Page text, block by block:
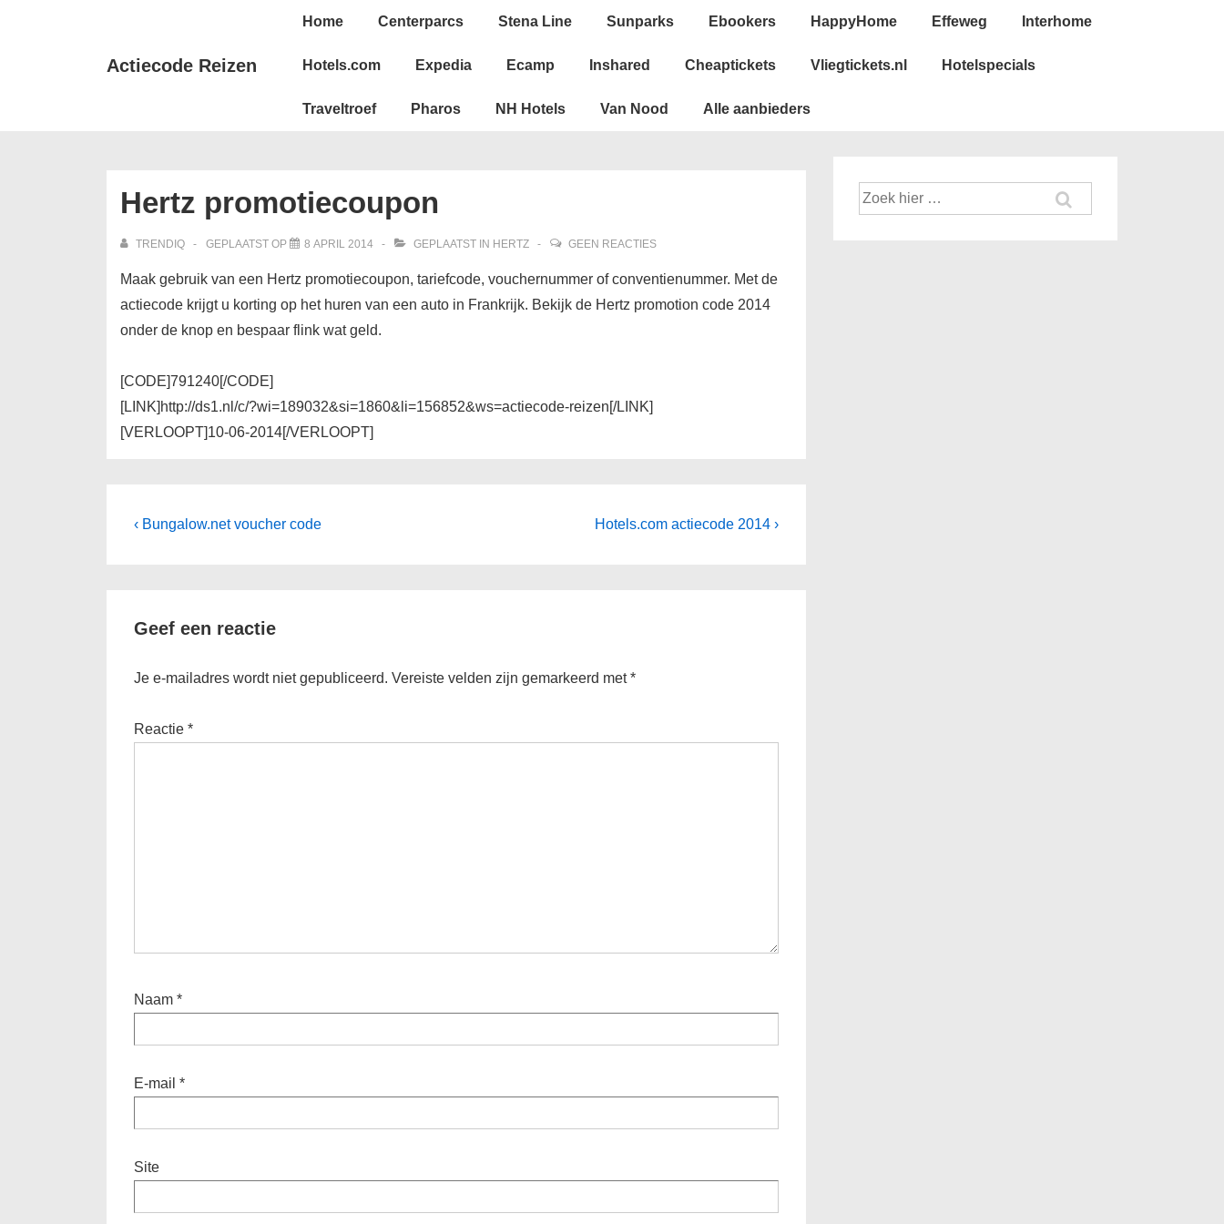
Actiecode Reizen
Hoofd
Home Centerparcs Stena Line Sunparks Ebookers HappyHome Effeweg Interhome
Hotels.com Expedia Ecamp Inshared Cheaptickets Vliegtickets.nl Hotelspecials
Traveltroef Pharos NH Hotels Van Nood Alle aanbieders
Hertz promotiecoupon
TRENDIQ GEPLAATST OP 8 APRIL 2014 GEPLAATST IN HERTZ GEEN REACTIES
Maak gebruik van een Hertz promotiecoupon, tariefcode, vouchernummer of conventienummer. Met de
actiecode krijgt u korting op het huren van een auto in Frankrijk. Bekijk de Hertz promotion code 2014
onder de knop en bespaar flink wat geld.
[CODE]791240[/CODE]
[LINK]http://ds1.nl/c/?wi=189032&si=1860&li=156852&ws=actiecode-reizen[/LINK]
[VERLOOPT]10-06-2014[/VERLOOPT]
Bericht
Vorig
‹ Bungalow.net voucher code
Volgende
Hotels.com actiecode 2014 ›
Geef een reactie
Je e-mailadres wordt niet gepubliceerd. Vereiste velden zijn gemarkeerd met*
Reactie *
Naam *
E-mail *
Site
Zoek
naar: